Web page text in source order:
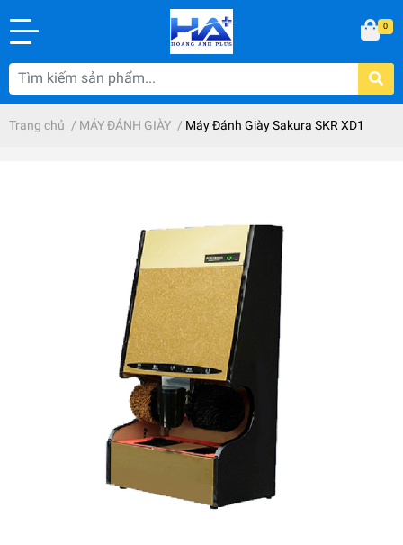
0
Trang chủ / MÁY ĐÁNH GIÀY / Máy Đánh Giày Sakura SKR XD1